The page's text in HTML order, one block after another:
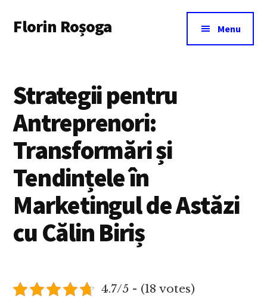
main
menu
Florin Roșoga Menu
Strategii pentru
Antreprenori:
Transformări și
Tendințele în
Marketingul de Astăzi
cu Călin Biriș
4.7/5 - (18 votes)